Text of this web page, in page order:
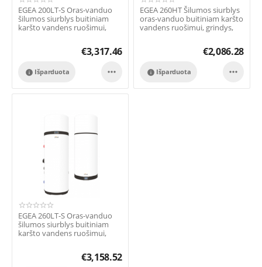
EGEA 200LT-S Oras-vanduo
šilumos siurblys buitiniam
karšto vandens ruošimui,
€3,317.46
Išparduota
 
EGEA 260HT Šilumos siurblys
oras-vanduo buitiniam karšto
vandens ruošimui, grindys,
€2,086.28
Išparduota
 
EGEA 260LT-S Oras-vanduo
šilumos siurblys buitiniam
karšto vandens ruošimui,
€3,158.52